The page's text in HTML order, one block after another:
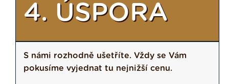
4. ÚSPORA
S námi rozhodně ušetříte. Vždy se Vám
pokusíme vyjednat tu nejnižší cenu.